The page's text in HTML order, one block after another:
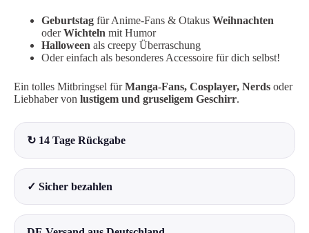
Geburtstag für Anime-Fans & Otakus Weihnachten
oderWichteln mit Humor
Halloween als creepy Überraschung
Oder einfach als besonderes Accessoire für dich selbst!
Ein tolles Mitbringsel fürManga-Fans, Cosplayer, Nerds oder
Liebhaber von lustigem und gruseligem Geschirr.
↻ 14 Tage Rückgabe
✓ Sicher bezahlen